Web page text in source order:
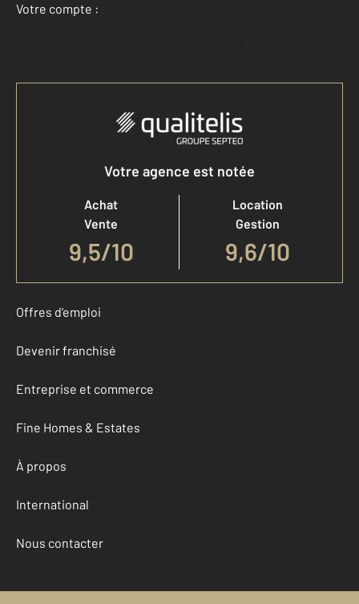
Votre compte :
Accéder à mon compte
Votre agence est notée
Achat
Vente
9,5/10
Location
Gestion
9,6/10
Offres d'emploi
Devenir franchisé
Entreprise et commerce
Fine Homes & Estates
À propos
International
Nous contacter